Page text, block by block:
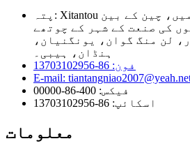
پتہ: Xitantou گاؤں کے شمال میں، چین کے بین
کی صنعت کے شہر کے چوتھے
لن منگ گوان، یونگنیان،
ہنڈان، ہیبی۔
فون: 86-13703102956
E-mail:
فیکس: 400-86-00000
اسکائپ: 86-13703102956
معلومات